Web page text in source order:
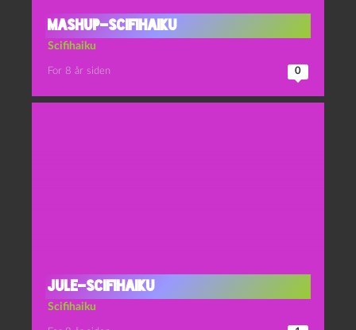
Mashup-scifihaiku
Scifihaiku
For 8 år siden 0
Jule-scifihaiku
Scifihaiku